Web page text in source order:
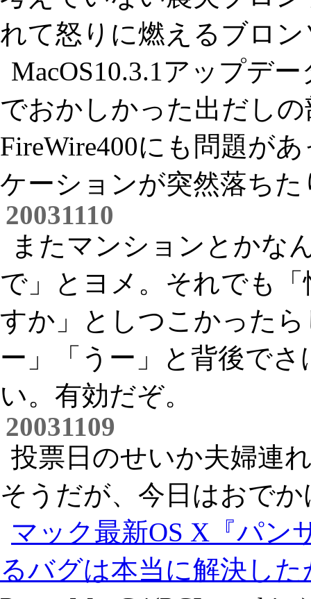
れて怒りに燃えるブロ
MacOS10.3.1アップデ
でおかしかった出だし
FireWire400にも問題が
ケーションが突然落ち
20031110
またマンションとかな
で」とヨメ。それでも
すか」としつこかった
ー」「うー」と背後で
い。有効だぞ。
20031109
投票日のせいか夫婦連
そうだが、今日はおで
マック最新OS X『パン
るバグは本当に解決した